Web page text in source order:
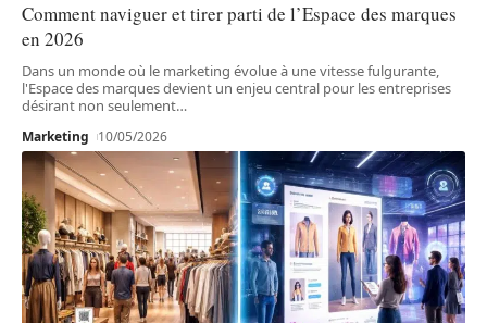
Comment naviguer et tirer parti de l’Espace des marques
en 2026
Dans un monde où le marketing évolue à une vitesse fulgurante,
l'Espace des marques devient un enjeu central pour les entreprises
désirant non seulement…
Marketing 10/05/2026